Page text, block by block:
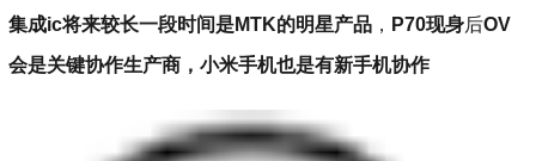
集成ic将来较长一段时间是MTK的明星产品 ， P70现身后OV
会是关键协作生产商，小米手机也是有新手机协作